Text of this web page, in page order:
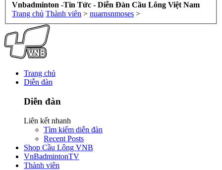
Vnbadminton -Tin Tức - Diễn Đàn Cầu Lông Việt Nam
Trang chủ Thành viên > nuarnsnmoses >
Trang chủ
Diễn đàn
Diễn đàn
Liên kết nhanh
Tìm kiếm diễn đàn
Recent Posts
Shop Cầu Lông VNB
VnBadmintonTV
Thành viên